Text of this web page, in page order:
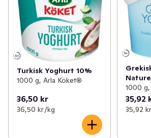
Turkisk Yoghurt 10%
1000 g, Arla Köket®
36,50 kr
36,50 kr /kg
1000
35,92
35,92